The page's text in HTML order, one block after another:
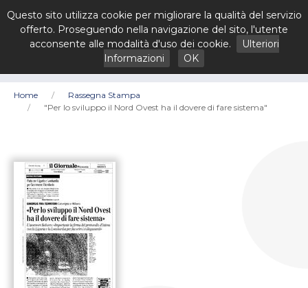
Home
Rassegna Stampa
"Per lo sviluppo il Nord Ovest ha il dovere di fare sistema"
Questo sito utilizza cookie per migliorare la qualità del servizio
offerto. Proseguendo nella navigazione del sito, l'utente
acconsente alle modalità d'uso dei cookie.
Ulteriori
Informazioni
OK